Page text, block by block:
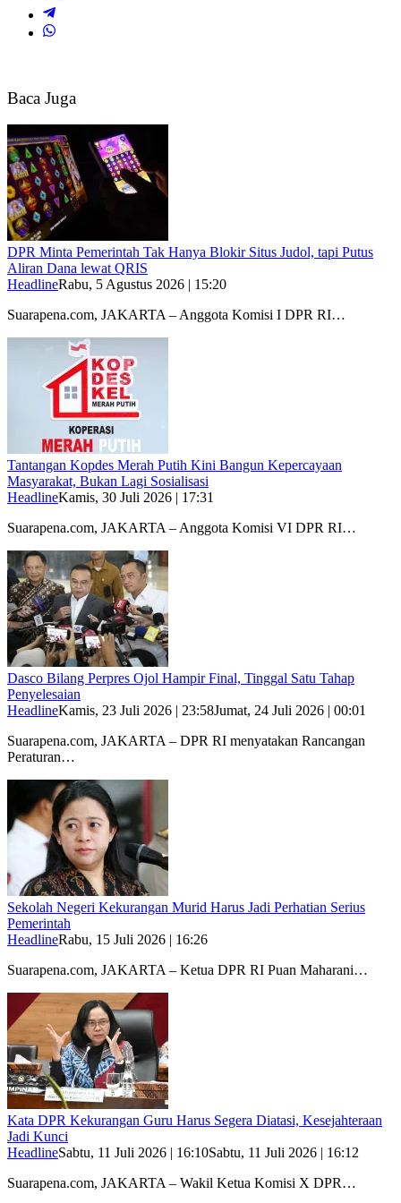
Baca Juga
DPR Minta Pemerintah Tak Hanya Blokir Situs Judol, tapi Putus
Aliran Dana lewat QRIS
HeadlineRabu, 5 Agustus 2026 | 15:20
Suarapena.com, JAKARTA – Anggota Komisi I DPR RI…
Tantangan Kopdes Merah Putih Kini Bangun Kepercayaan
Masyarakat, Bukan Lagi Sosialisasi
HeadlineKamis, 30 Juli 2026 | 17:31
Suarapena.com, JAKARTA – Anggota Komisi VI DPR RI…
Dasco Bilang Perpres Ojol Hampir Final, Tinggal Satu Tahap
Penyelesaian
HeadlineKamis, 23 Juli 2026 | 23:58Jumat, 24 Juli 2026 | 00:01
Suarapena.com, JAKARTA – DPR RI menyatakan Rancangan
Peraturan…
Sekolah Negeri Kekurangan Murid Harus Jadi Perhatian Serius
Pemerintah
HeadlineRabu, 15 Juli 2026 | 16:26
Suarapena.com, JAKARTA – Ketua DPR RI Puan Maharani…
Kata DPR Kekurangan Guru Harus Segera Diatasi, Kesejahteraan
Jadi Kunci
HeadlineSabtu, 11 Juli 2026 | 16:10Sabtu, 11 Juli 2026 | 16:12
Suarapena.com, JAKARTA – Wakil Ketua Komisi X DPR…